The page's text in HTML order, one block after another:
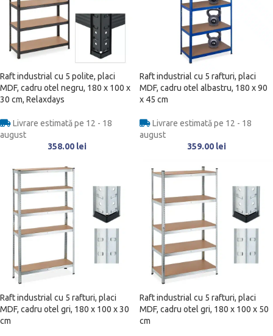
Raft industrial cu 5 polite, placi
MDF, cadru otel negru, 180 x 100 x
30 cm, Relaxdays
Livrare estimată pe 12 - 18
august
358.00 lei
Raft industrial cu 5 rafturi, placi
MDF, cadru otel albastru, 180 x 90
x 45 cm
Livrare estimată pe 12 - 18
august
359.00 lei
Raft industrial cu 5 rafturi, placi
MDF, cadru otel gri, 180 x 100 x 30
cm
Raft industrial cu 5 rafturi, placi
MDF, cadru otel gri, 180 x 100 x 50
cm